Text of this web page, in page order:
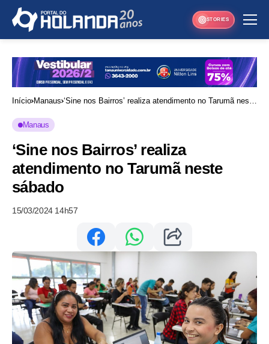
STORIES
Início Manaus ‘Sine nos Bairros’ realiza atendimento no Tarumã neste
Manaus
‘Sine nos Bairros’ realiza
atendimento no Tarumã neste
sábado
15/03/2024 14h57